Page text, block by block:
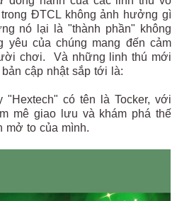
ĐTCL không ảnh hưởng gì
nó lại là "thành phần" không
yêu của chúng mang đến cảm
chơi. Và những linh thú mới
cập nhật sắp tới là:
có tên là Tocker, với
mê giao lưu và khám phá thế
mở to của mình.